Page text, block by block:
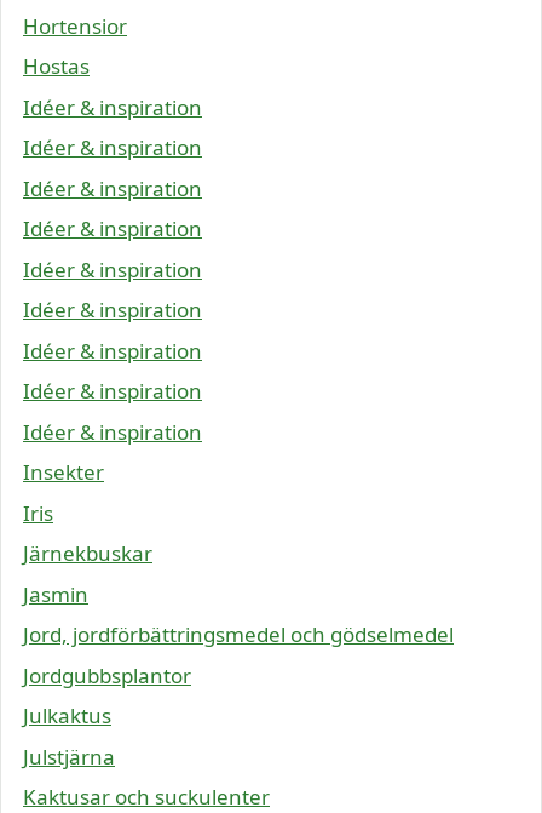
Hortensior
Hostas
Idéer & inspiration
Idéer & inspiration
Idéer & inspiration
Idéer & inspiration
Idéer & inspiration
Idéer & inspiration
Idéer & inspiration
Idéer & inspiration
Idéer & inspiration
Insekter
Iris
Järnekbuskar
Jasmin
Jord, jordförbättringsmedel och gödselmedel
Jordgubbsplantor
Julkaktus
Julstjärna
Kaktusar och suckulenter